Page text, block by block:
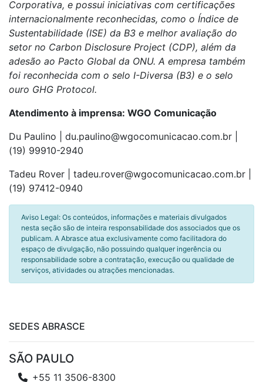
Corporativa, e possui iniciativas com certificações
internacionalmente reconhecidas, como o Índice de
Sustentabilidade (ISE) da B3 e melhor avaliação do
setor no Carbon Disclosure Project (CDP), além da
adesão ao Pacto Global da ONU. A empresa também
foi reconhecida com o selo I-Diversa (B3) e o selo
ouro GHG Protocol.
Atendimento à imprensa: WGO Comunicação
Du Paulino | du.paulino@wgocomunicacao.com.br |
(19) 99910-2940
Tadeu Rover | tadeu.rover@wgocomunicacao.com.br |
(19) 97412-0940
Aviso Legal: Os conteúdos, informações e materiais divulgados
nesta seção são de inteira responsabilidade dos associados que os
publicam. A Abrasce atua exclusivamente como facilitadora do
espaço de divulgação, não possuindo qualquer ingerência ou
responsabilidade sobre a contratação, execução ou qualidade de
serviços, atividades ou atrações mencionadas.
SEDES ABRASCE
SÃO PAULO
+55 11 3506-8300